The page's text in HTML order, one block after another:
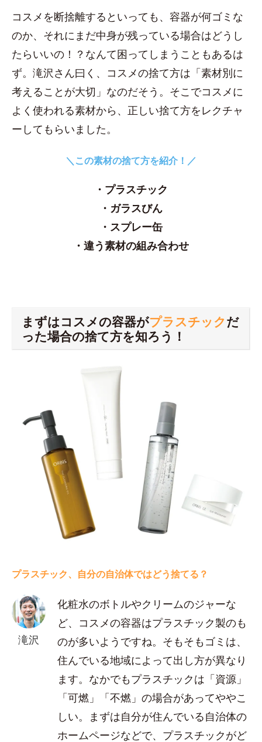
コスメを断捨離するといっても、容器が何ゴミな
のか、それにまだ中身が残っている場合はどうし
たらいいの！？なんて困ってしまうこともあるは
ず。滝沢さん曰く、コスメの捨て方は「素材別に
考えることが大切」なのだそう。そこでコスメに
よく使われる素材から、正しい捨て方をレクチャ
ーしてもらいました。
＼この素材の捨て方を紹介！／
・プラスチック
・ガラスびん
・スプレー缶
・違う素材の組み合わせ
まずはコスメの容器がプラスチックだ
った場合の捨て方を知ろう！
プラスチック、自分の自治体ではどう捨てる？
滝沢
化粧水のボトルやクリームのジャーな
ど、コスメの容器はプラスチック製のも
のが多いようですね。そもそもゴミは、
住んでいる地域によって出し方が異なり
ます。なかでもプラスチックは「資源」
「可燃」「不燃」の場合があってややこ
しい。まずは自分が住んでいる自治体の
ホームページなどで、プラスチックがど